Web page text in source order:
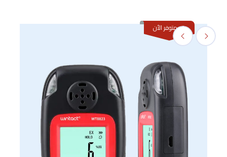
غير متوفر الأن